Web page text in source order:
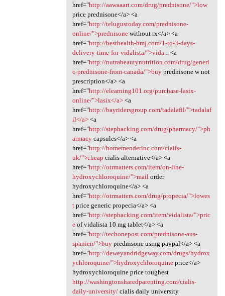
href="http://aawaaart.com/drug/prednisone/">low
price prednisone</a> <a
href="http://telugustoday.com/prednisone-
online/">prednisonewithout rx</a> <a
href="http://besthealth-bmj.com/1-to-3-days-
delivery-time-for-vidalista/">vida...<a
href="http://nutrabeautynutrition.com/drug/generi
c-prednisone-from-canada/">buyprednisone w not
prescription</a> <a
href="http://elearning101.org/purchase-lasix-
online/">lasix</a><a
href="http://bayridersgroup.com/tadalafil/">tadalaf
il</a><a
href="http://stephacking.com/drug/pharmacy/">ph
armacycapsules</a> <a
href="http://homemenderinc.com/cialis-
uk/">cheap cialis alternative</a> <a
href="http://otrmatters.com/item/on-line-
hydroxychloroquine/">mailorder
hydroxychloroquine</a> <a
href="http://otrmatters.com/drug/propecia/">lowes
tprice generic propecia</a> <a
href="http://stephacking.com/item/vidalista/">pric
eof vidalista 10 mg tablet</a> <a
href="http://techonepost.com/prednisone-aus-
spanien/">buyprednisone using paypal</a> <a
href="http://deweyandridgeway.com/drugs/hydrox
ychloroquine/">hydroxychloroquineprice</a>
hydroxychloroquine price toughest
http://washingtonsharedparenting.com/cialis-
daily-university/cialis daily university